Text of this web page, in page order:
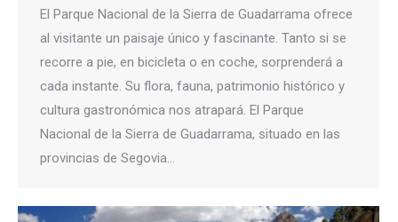
El Parque Nacional de la Sierra de Guadarrama ofrece
al visitante un paisaje único y fascinante. Tanto si se
recorre a pie, en bicicleta o en coche, sorprenderá a
cada instante. Su flora, fauna, patrimonio histórico y
cultura gastronómica nos atrapará. El Parque
Nacional de la Sierra de Guadarrama, situado en las
provincias de Segovia…